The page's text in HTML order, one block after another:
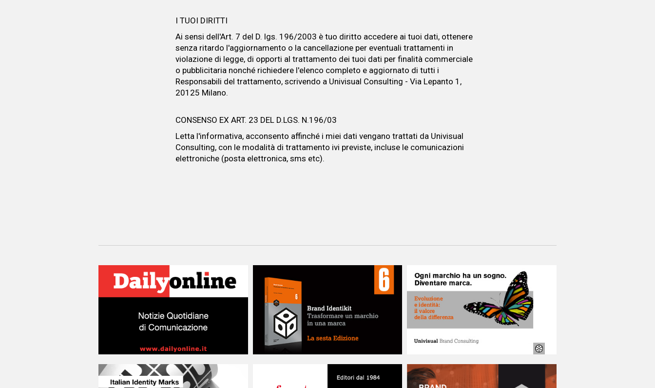
I TUOI DIRITTI
Ai sensi dell'Art. 7 del D. lgs. 196/2003 è tuo diritto accedere ai tuoi dati, ottenere
senza ritardo l'aggiornamento o la cancellazione per eventuali trattamenti in
violazione di legge, di opporti al trattamento dei tuoi dati per finalità commerciale
o pubblicitaria nonché richiedere l'elenco completo e aggiornato di tutti i
Responsabili del trattamento, scrivendo a Univisual Consulting - Via Lepanto 1,
20125 Milano.
CONSENSO EX ART. 23 DEL D.LGS. N.196/03
Letta l'informativa, acconsento affinché i miei dati vengano trattati da Univisual
Consulting, con le modalità di trattamento ivi previste, incluse le comunicazioni
elettroniche (posta elettronica, sms etc).